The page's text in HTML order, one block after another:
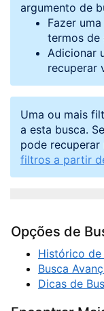
argumento de
Fazer
termos de
Adicionar
recuperar
Uma ou mais
a esta busca.
pode recuperar
filtros a partir
Opções de
Histórico de
Busca
Dicas de